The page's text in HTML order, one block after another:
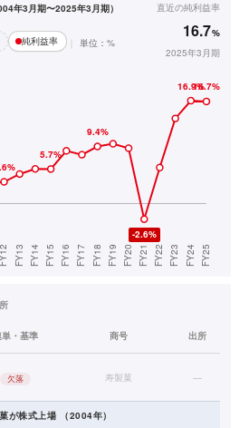
年3月期〜2025年3月期）
純利益率 単位：%
直近の純利益率
16.7%
2025年3月期
・基準 商号 出所
欠落 寿製菓 —
が株式上場 （2004年）